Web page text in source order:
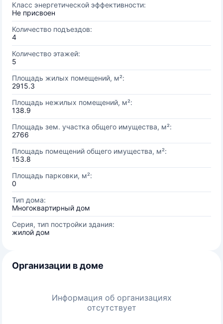
Класс энергетической эффективности:
Не присвоен
Количество подъездов:
4
Количество этажей:
5
Площадь жилых помещений, м²:
2915.3
Площадь нежилых помещений, м²:
138.9
Площадь зем. участка общего имущества, м²:
2766
Площадь помещений общего имущества, м²:
153.8
Площадь парковки, м²:
0
Тип дома:
Многоквартирный дом
Серия, тип постройки здания:
жилой дом
Организации в доме
Информация об организациях
отсутствует